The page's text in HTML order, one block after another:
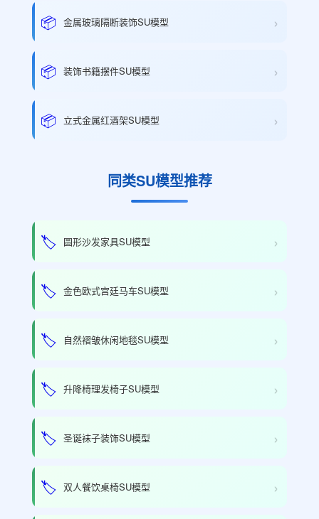
📦 金属玻璃隔断装饰SU模型 ›
📦 装饰书籍摆件SU模型 ›
📦 立式金属红酒架SU模型 ›
同类SU模型推荐
🏷️ 圆形沙发家具SU模型 ›
🏷️ 金色欧式宫廷马车SU模型 ›
🏷️ 自然褶皱休闲地毯SU模型 ›
🏷️ 升降椅理发椅子SU模型 ›
🏷️ 圣诞袜子装饰SU模型 ›
🏷️ 双人餐饮桌椅SU模型 ›